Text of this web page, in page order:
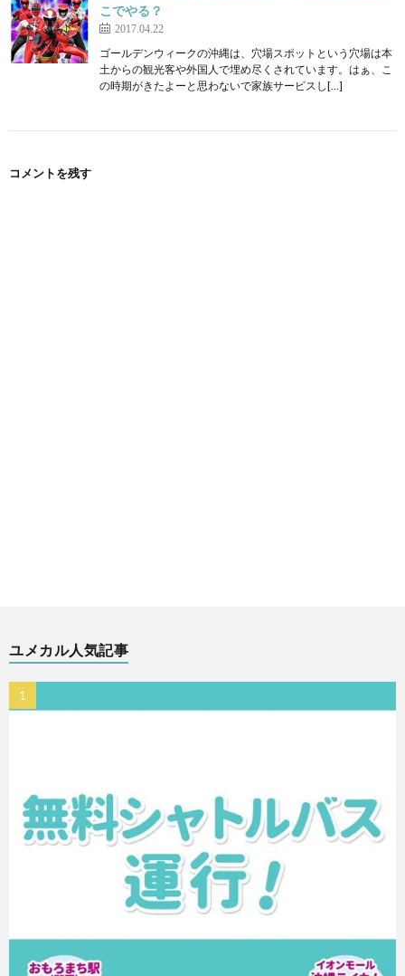
こでやる？
2017.04.22
ゴールデンウィークの沖縄は、穴場スポットという穴場は本
土からの観光客や外国人で埋め尽くされています。はぁ、こ
の時期がきたよーと思わないで家族サービスし[…]
コメントを残す
ユメカル人気記事